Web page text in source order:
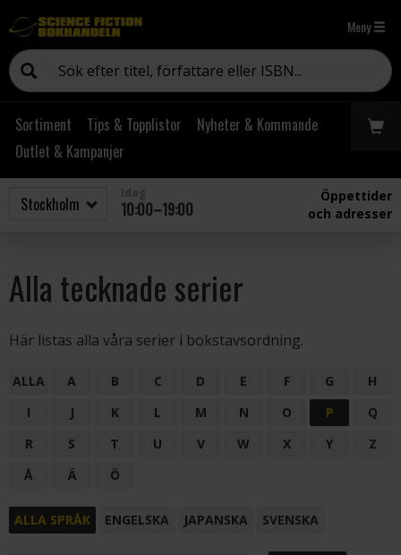
Meny
Sortiment Tips & Topplistor
Nyheter & Kommande
Outlet & Kampanjer
10:00–19:00
Öppettider
och adresser
Alla tecknade serier
Här listas alla våra serier i bokstavsordning.
ALLA A B C D E F G
H
I
J K L M N O P
Q
R
S T U V W X Y
Z
Å
Ä Ö
ALLA SPRÅK ENGELSKA JAPANSKA SVENSKA